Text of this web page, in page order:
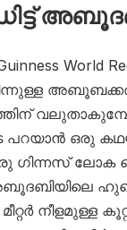
പറയാന്‍ ഒരു
ഗിന്നസ് ലോക
നീളമുള്ള